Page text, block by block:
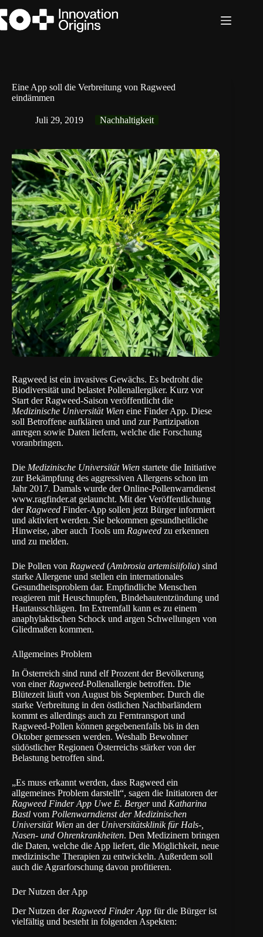
Inhalt
springen
Eine App soll die Verbreitung von Ragweed
eindämmen
Juli 29, 2019 Nachhaltigkeit
Ragweed ist ein invasives Gewächs. Es bedroht die
Biodiversität und belastet Pollenallergiker. Kurz vor
Start der Ragweed-Saison veröffentlicht die
Medizinische Universität Wien eine Finder App. Diese
soll Betroffene aufklären und und zur Partizipation
anregen sowie Daten liefern, welche die Forschung
voranbringen.
Die Medizinische Universität Wien startete die Initiative
zur Bekämpfung des aggressiven Allergens schon im
Jahr 2017. Damals wurde der Online-Pollenwarndienst
www.ragfinder.at gelauncht. Mit der Veröffentlichung
der Ragweed Finder-App sollen jetzt Bürger informiert
und aktiviert werden. Sie bekommen gesundheitliche
Hinweise, aber auch Tools um Ragweed zu erkennen
und zu melden.
Die Pollen von Ragweed (Ambrosia artemisiifolia) sind
starke Allergene und stellen ein internationales
Gesundheitsproblem dar. Empfindliche Menschen
reagieren mit Heuschnupfen, Bindehautentzündung und
Hautausschlägen. Im Extremfall kann es zu einem
anaphylaktischen Schock und argen Schwellungen von
Gliedmaßen kommen.
Allgemeines Problem
In Österreich sind rund elf Prozent der Bevölkerung
von einer Ragweed-Pollenallergie betroffen. Die
Blütezeit läuft von August bis September. Durch die
starke Verbreitung in den östlichen Nachbarländern
kommt es allerdings auch zu Ferntransport und
Ragweed-Pollen können gegebenenfalls bis in den
Oktober gemessen werden. Weshalb Bewohner
südöstlicher Regionen Österreichs stärker von der
Belastung betroffen sind.
„Es muss erkannt werden, dass Ragweed ein
allgemeines Problem darstellt“, sagen die Initiatoren der
Ragweed Finder App Uwe E. Bergerund Katharina
Bastl vom Pollenwarndienstder Medizinischen
Universität Wien an der Universitätsklinik für Hals-,
Nasen- und Ohrenkrankheiten. Den Medizinern bringen
die Daten, welche die App liefert, die Möglichkeit, neue
medizinische Therapien zu entwickeln. Außerdem soll
auch die Agrarforschung davon profitieren.
Der Nutzen der App
Der Nutzen der Ragweed Finder App für die Bürger ist
vielfältig und besteht in folgenden Aspekten: